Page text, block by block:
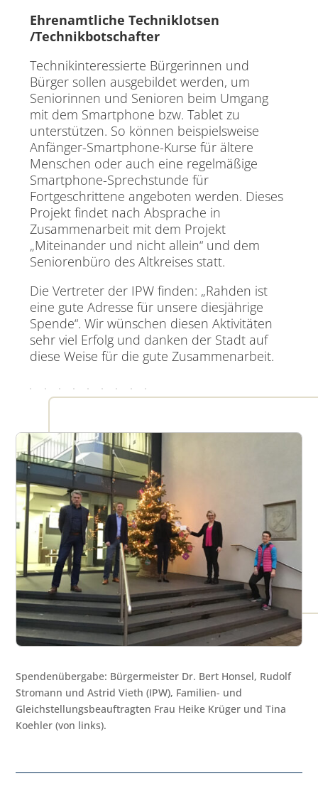
Ehrenamtliche Techniklotsen
/Technikbotschafter
Technikinteressierte Bürgerinnen und
Bürger sollen ausgebildet werden, um
Seniorinnen und Senioren beim Umgang
mit dem Smartphone bzw. Tablet zu
unterstützen. So können beispielsweise
Anfänger-Smartphone-Kurse für ältere
Menschen oder auch eine regelmäßige
Smartphone-Sprechstunde für
Fortgeschrittene angeboten werden. Dieses
Projekt findet nach Absprache in
Zusammenarbeit mit dem Projekt
„Miteinander und nicht allein“ und dem
Seniorenbüro des Altkreises statt.
Die Vertreter der IPW finden: „Rahden ist
eine gute Adresse für unsere diesjährige
Spende“. Wir wünschen diesen Aktivitäten
sehr viel Erfolg und danken der Stadt auf
diese Weise für die gute Zusammenarbeit.
Spendenübergabe: Bürgermeister Dr. Bert Honsel, Rudolf
Stromann und Astrid Vieth (IPW), Familien- und
Gleichstellungsbeauftragten Frau Heike Krüger und Tina
Koehler (von links).